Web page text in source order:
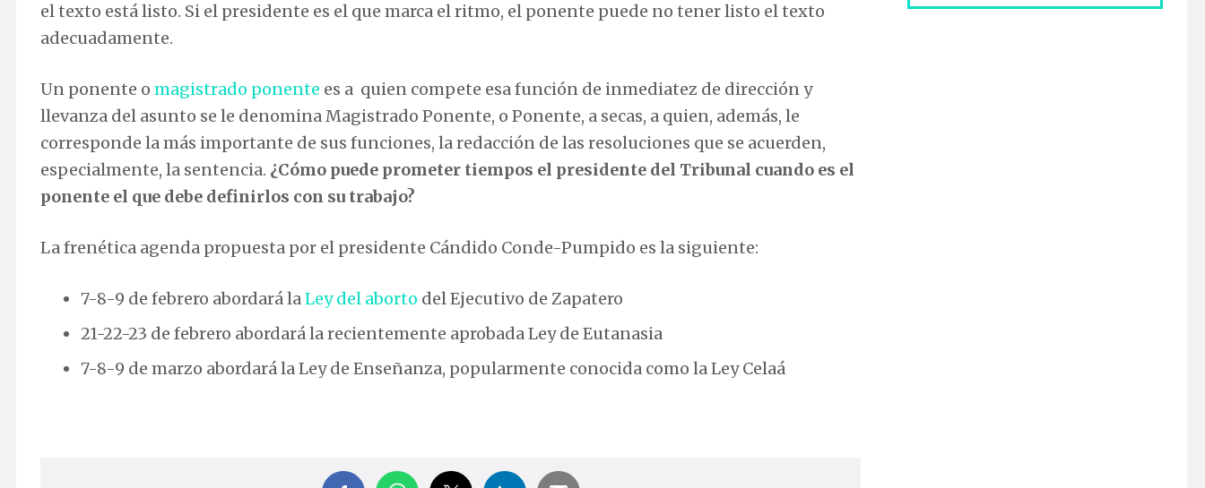
el texto está listo. Si el presidente es el que marca el ritmo, el ponente puede no tener listo el texto
adecuadamente.
Un ponente o magistrado ponente es a quien compete esa función de inmediatez de dirección y
llevanza del asunto se le denomina Magistrado Ponente, o Ponente, a secas, a quien, además, le
corresponde la más importante de sus funciones, la redacción de las resoluciones que se acuerden,
especialmente, la sentencia. ¿Cómo puede prometer tiempos el presidente del Tribunal cuando es el
ponente el que debe definirlos con su trabajo?
La frenética agenda propuesta por el presidente Cándido Conde-Pumpido es la siguiente:
7-8-9 de febrero abordará laLey del aborto del Ejecutivo de Zapatero
21-22-23 de febrero abordará la recientemente aprobada Ley de Eutanasia
7-8-9 de marzo abordará la Ley de Enseñanza, popularmente conocida como la Ley Celaá